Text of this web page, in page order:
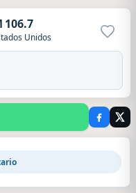
106.7
Unidos